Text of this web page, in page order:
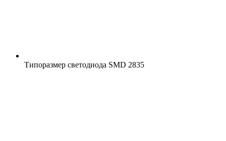
Типоразмер светодиода SMD 2835